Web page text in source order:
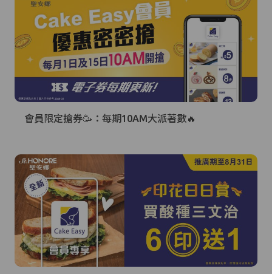
會員限定搶券🥳：每期10AM大派著數🔥